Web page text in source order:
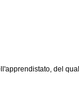
del